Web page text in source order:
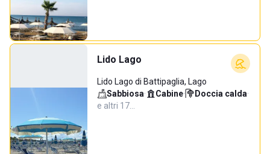
Lido Lago
Lido Lago di Battipaglia, Lago
Sabbiosa· Cabine· Doccia calda·
e altri 17…